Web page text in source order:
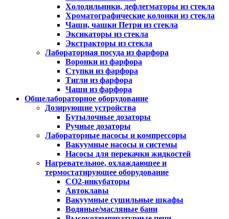
Холодильники, дефлегматоры из стекла
Хроматографические колонки из стекла
Чаши, чашки Петри из стекла
Эксикаторы из стекла
Экстракторы из стекла
Лабораторная посуда из фарфора
Воронки из фарфора
Ступки из фарфора
Тигли из фарфора
Чаши из фарфора
Общелабораторное оборудование
Дозирующие устройства
Бутылочные дозаторы
Ручные дозаторы
Лабораторные насосы и компрессоры
Вакуумные насосы и системы
Насосы для перекачки жидкостей
Нагревательное, охлаждающее и
термостатирующее оборудование
CO2-инкубаторы
Автоклавы
Вакуумные сушильные шкафы
Водяные/масляные бани